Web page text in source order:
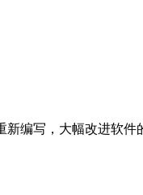
编写，大幅改进软件